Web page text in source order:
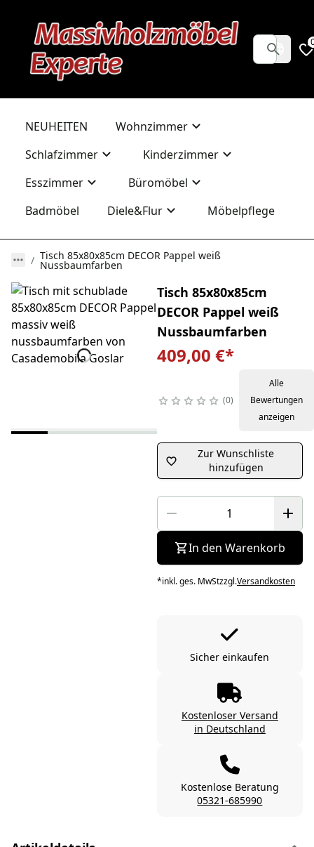
NEUHEITEN
Wohnzimmer
Schlafzimmer
Kinderzimmer
Esszimmer
Büromöbel
Badmöbel
Diele&Flur Möbelpflege
Tisch 85x80x85cm DECOR Pappel weiß
Nussbaumfarben
Tisch 85x80x85cm
DECOR Pappel weiß
Nussbaumfarben
409,00 €*
0
Alle
Bewertungen
anzeigen
Zur Wunschliste
hinzufügen
In den Warenkorb
*inkl. ges. MwStzzgl.Versandkosten
Sicher einkaufen
Kostenloser Versand
in Deutschland
Kostenlose Beratung
05321-685990